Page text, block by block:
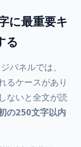
に最重要キ
る
パネルでは、
るケースがあり
ないと全文が読
の250文字以内